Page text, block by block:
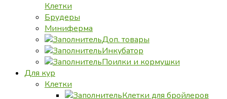
Клетки
Брудеры
Миниферма
Доп. товары
Инкубатор
Поилки и кормушки
Для кур
Клетки
Клетки для бройлеров